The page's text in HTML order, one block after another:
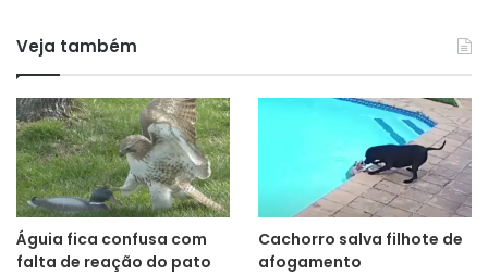
Veja também
Águia fica confusa com
falta de reação do pato
Cachorro salva filhote de
afogamento